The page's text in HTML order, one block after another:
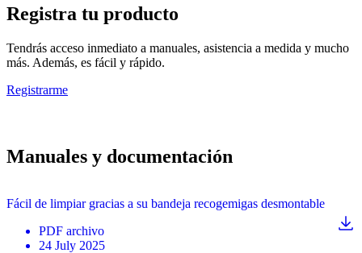
Registra tu producto
Tendrás acceso inmediato a manuales, asistencia a medida y mucho
más. Además, es fácil y rápido.
Registrarme
Manuales y documentación
Fácil de limpiar gracias a su bandeja recogemigas desmontable
PDF archivo
24 July 2025